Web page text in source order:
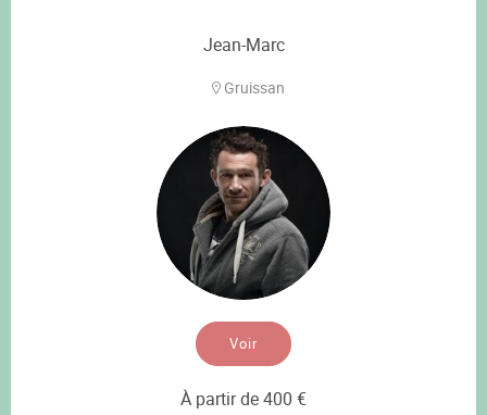
Jean-Marc
Gruissan
Voir
À partir de 400 €